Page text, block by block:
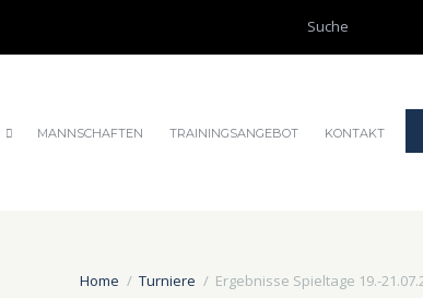
MANNSCHAFTEN TRAININGSANGEBOT KONTAKT
Home Turniere Ergebnisse Spieltage 19.-